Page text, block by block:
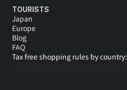
TOURISTS
Japan
Europe
Blog
FAQ
Tax free shopping rules by country: